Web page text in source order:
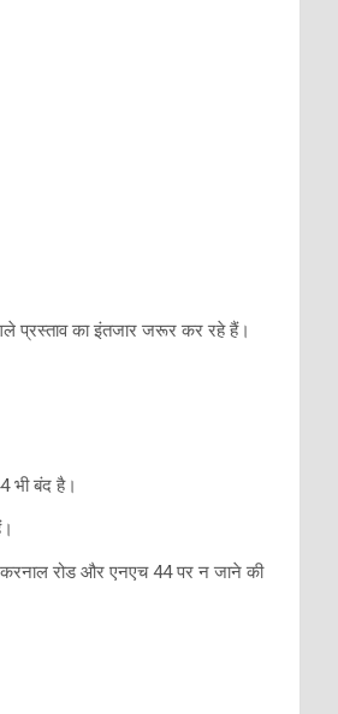
प्रस्ताव का इंतजार जरूर कर रहे हैं।
भी बंद है।
करनाल रोड और एनएच 44 पर न जाने की